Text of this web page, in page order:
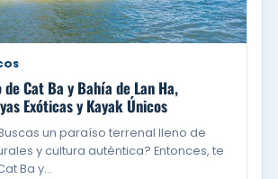
Cat Ba y Bahía de Lan Ha,
Exóticas y Kayak Únicos
un paraíso terrenal lleno de
y cultura auténtica? Entonces, te
Ba y…